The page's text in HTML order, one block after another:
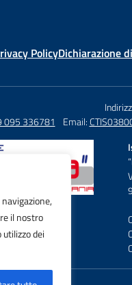
il nostro
dei
PolicyDichiarazione
095 336781 Email: